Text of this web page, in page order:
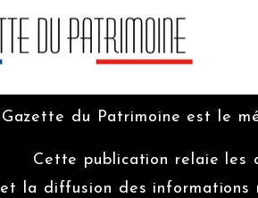
du Patrimoine est le
Cette publication relaie les
la diffusion des